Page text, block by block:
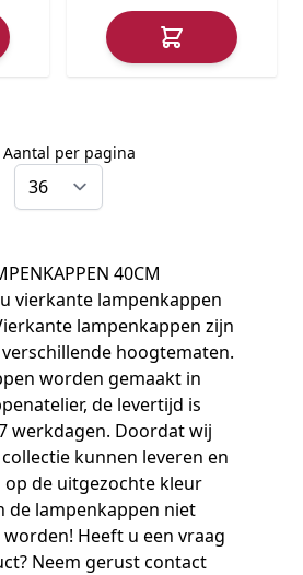
Aantal per pagina
per pagina
40CM
vierkante lampenkappen
lampenkappen zijn
hoogtematen.
worden gemaakt in
de levertijd is
werkdagen. Doordat wij
kunnen leveren en
op de uitgezochte kleur
de lampenkappen niet
Heeft u een vraag
Neem gerust contact